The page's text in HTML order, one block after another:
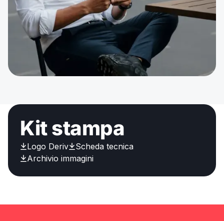
Kit stampa
Logo Deriv
Scheda tecnica
Archivio immagini